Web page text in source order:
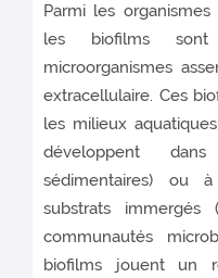
Parmi les organismes
les biofilms
microorganismes
extracellulaire. Ces
les milieux
développent
sédimentaires) ou
substrats immergés
communautés
biofilms jouent un